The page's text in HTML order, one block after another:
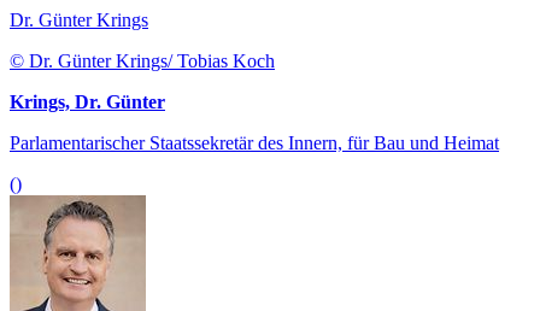
Dr. Günter Krings
© Dr. Günter Krings/ Tobias Koch
Krings, Dr. Günter
Parlamentarischer Staatssekretär des Innern, für Bau und Heimat
()